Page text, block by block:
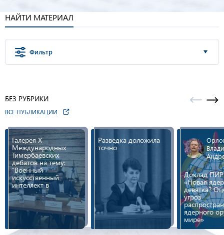
НАЙТИ МАТЕРИАЛ
Фильтр
БЕЗ РУБРИКИ
ВСЕ ПУБЛИКАЦИИ
Галерея X
Международных
Тимербаевских
дебатов на тему:
“Военный
искусственный
интеллект в
условиях
глобального
противостояния
мировых держав:
стратегический
ресурс России или
Разведка доложила
точно
Доклад
«Новая
девятка?
угроз
ядерного
мире»